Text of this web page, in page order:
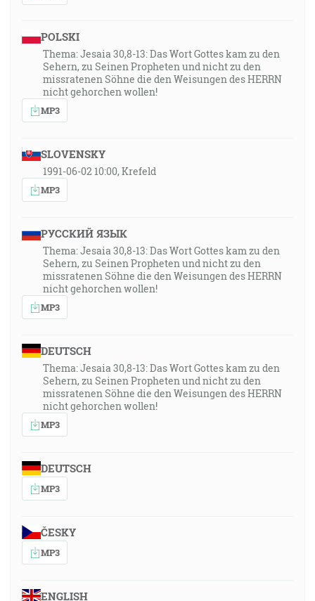
POLSKI
Thema: Jesaia 30,8-13: Das Wort Gottes kam zu den
Sehern, zu Seinen Propheten und nicht zu den
missratenen Söhne die den Weisungen des HERRN
nicht gehorchen wollen!
MP3
SLOVENSKY
1991-06-02 10:00, Krefeld
MP3
РУССКИЙ ЯЗЫК
Thema: Jesaia 30,8-13: Das Wort Gottes kam zu den
Sehern, zu Seinen Propheten und nicht zu den
missratenen Söhne die den Weisungen des HERRN
nicht gehorchen wollen!
MP3
DEUTSCH
Thema: Jesaia 30,8-13: Das Wort Gottes kam zu den
Sehern, zu Seinen Propheten und nicht zu den
missratenen Söhne die den Weisungen des HERRN
nicht gehorchen wollen!
MP3
DEUTSCH
MP3
ČESKY
MP3
ENGLISH